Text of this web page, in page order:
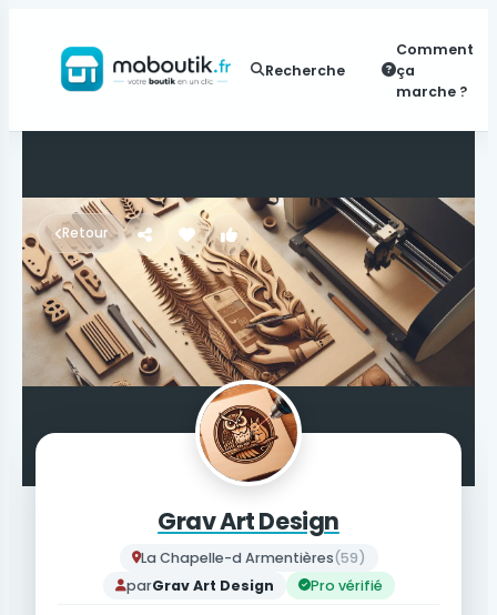
Recherche
Comment
ça
marche ?
Retour
Grav Art Design
La Chapelle-d Armentières(59)
parGrav Art Design Pro vérifié